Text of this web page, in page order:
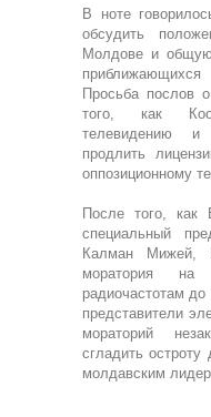
В ноте
обсудить
Молдове и
Просьба послов
того, как
телевидению
продлить
оппозиционному
После того, как
специальный
Калман Мижей,
моратория
радиочастотам
представители
мораторий
сгладить
молдавским